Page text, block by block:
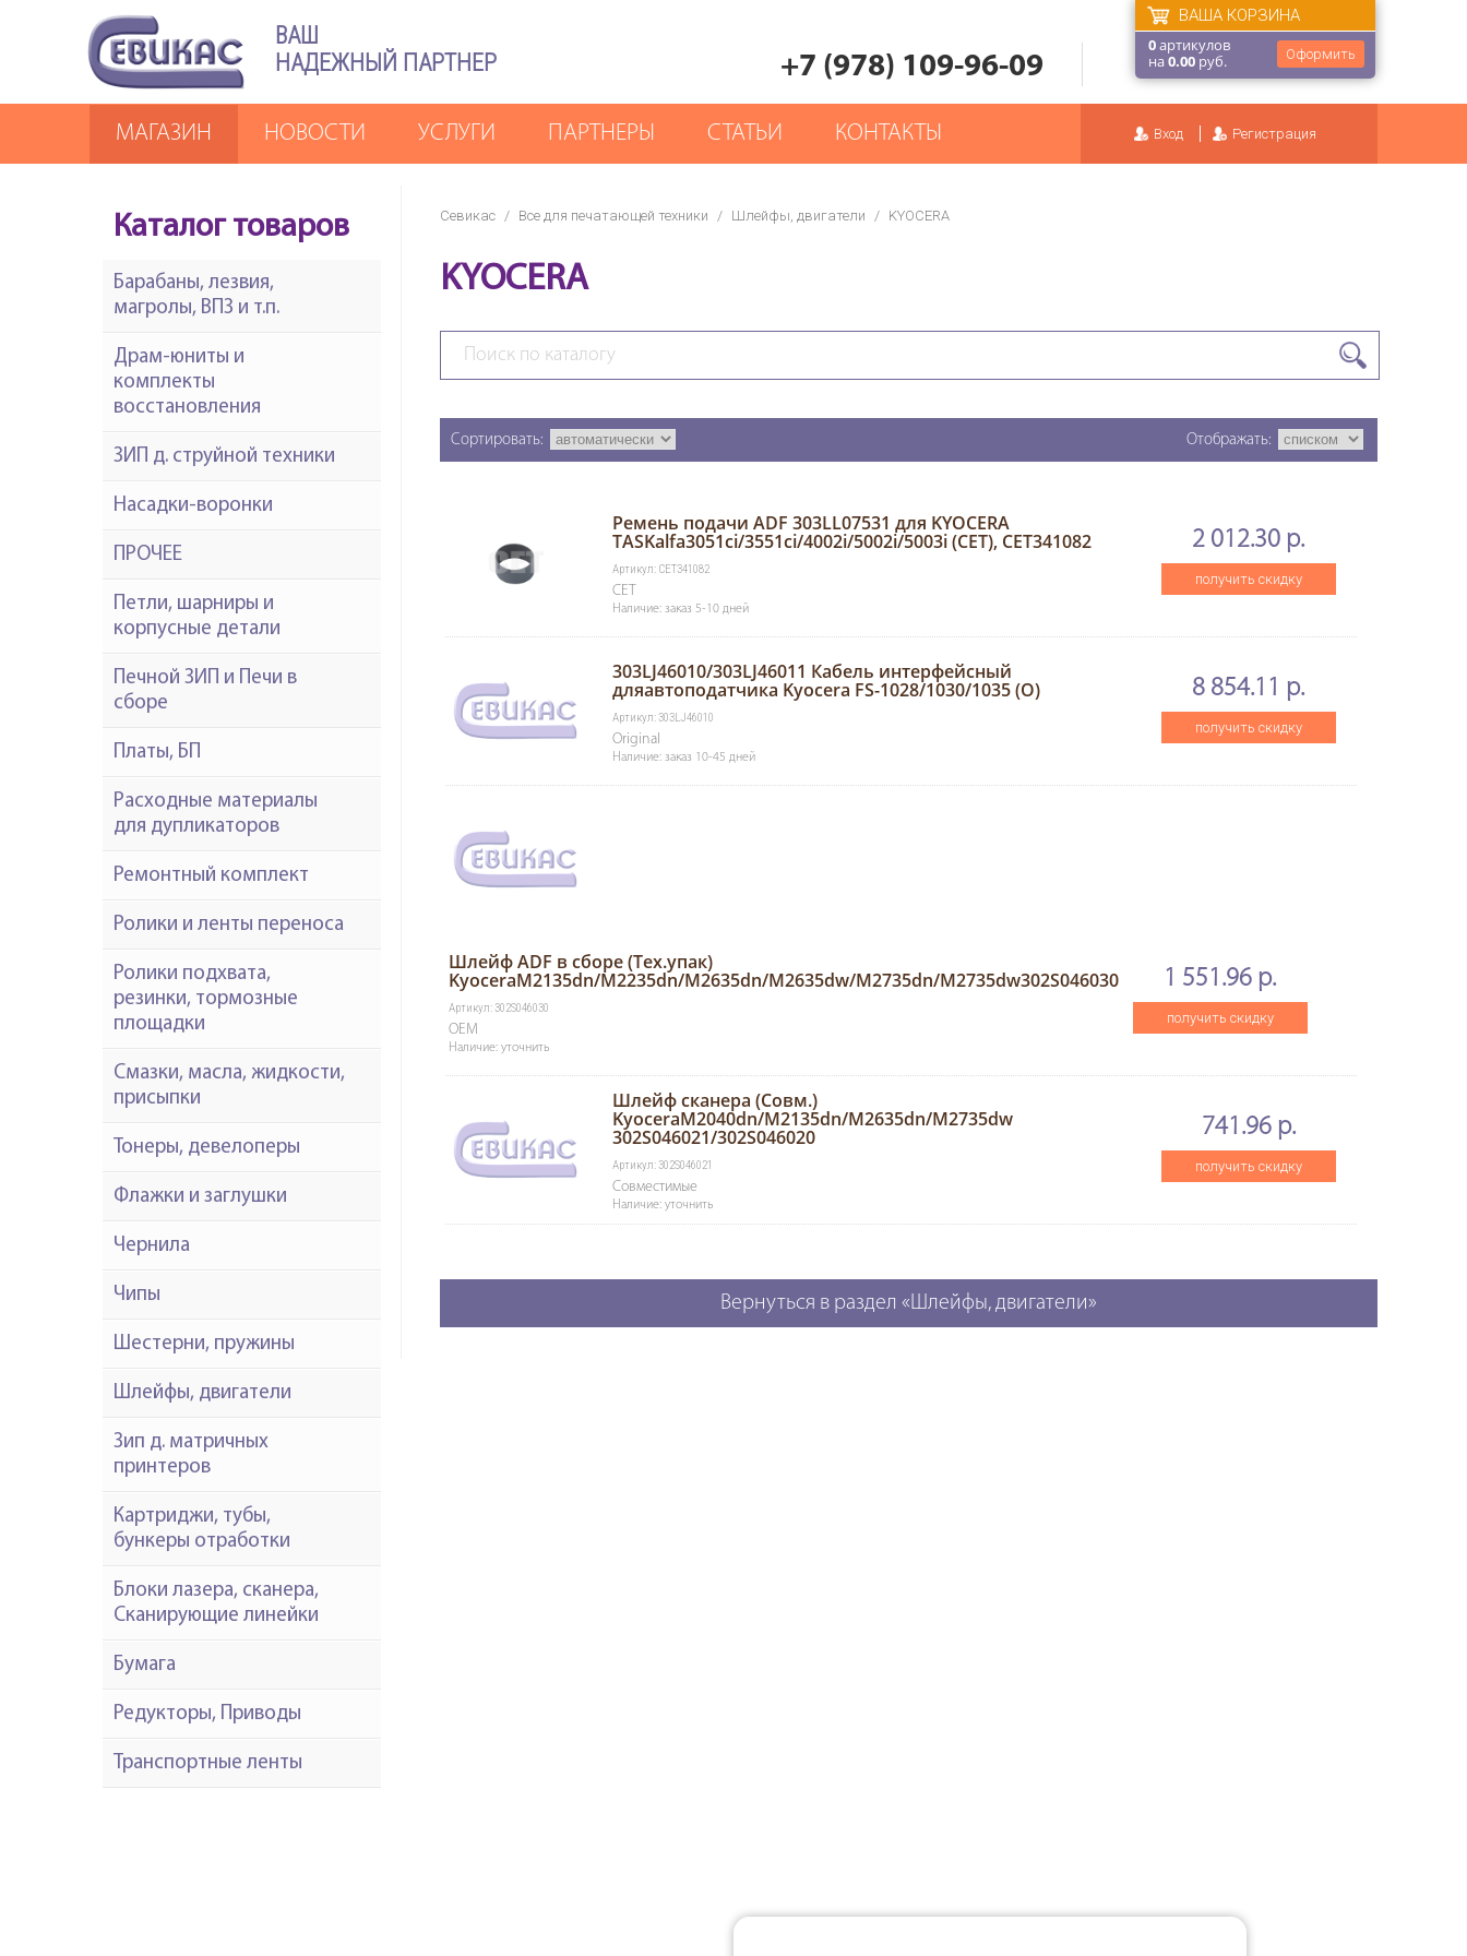
ВАШ
НАДЕЖНЫЙ ПАРТНЕР
+7 (978) 109-96-09 Оформить
ВАША КОРЗИНА
0артикулов
на0.00 руб.
Вход Регистрация
МАГАЗИН НОВОСТИ УСЛУГИ ПАРТНЕРЫ СТАТЬИ КОНТАКТЫ
Севикас / Все для печатающей техники / Шлейфы, двигатели / KYOCERA
KYOCERA
Сортировать: Отображать:
Ремень подачи ADF 303LL07531 для KYOCERA
TASKalfa3051ci/3551ci/4002i/5002i/5003i (CET), CET341082
Артикул: CET341082
CET
Наличие: заказ 5-10 дней
2 012.30 р.
получить скидку
303LJ46010/303LJ46011 Кабель интерфейсный
дляавтоподатчика Kyocera FS-1028/1030/1035 (O)
Артикул: 303LJ46010
Original
Наличие: заказ 10-45 дней
8 854.11 р.
получить скидку
Шлейф ADF в сборе (Тех.упак)
KyoceraM2135dn/M2235dn/M2635dn/M2635dw/M2735dn/M2735dw302S046030
Артикул: 302S046030
OEM
Наличие: уточнить
1 551.96 р.
получить скидку
Шлейф сканера (Совм.)
KyoceraM2040dn/M2135dn/M2635dn/M2735dw
302S046021/302S046020
Артикул: 302S046021
Совместимые
Наличие: уточнить
741.96 р.
получить скидку
Вернуться в раздел «Шлейфы, двигатели»
Каталог товаров
Барабаны, лезвия,
магролы, ВПЗ и т.п.
Драм-юниты и
комплекты
восстановления
ЗИП д. струйной техники
Насадки-воронки
ПРОЧЕЕ
Петли, шарниры и
корпусные детали
Печной ЗИП и Печи в
сборе
Платы, БП
Расходные материалы
для дупликаторов
Ремонтный комплект
Ролики и ленты переноса
Ролики подхвата,
резинки, тормозные
площадки
Смазки, масла, жидкости,
присыпки
Тонеры, девелоперы
Флажки и заглушки
Чернила
Чипы
Шестерни, пружины
Шлейфы, двигатели
Зип д. матричных
принтеров
Картриджи, тубы,
бункеры отработки
Блоки лазера, сканера,
Сканирующие линейки
Бумага
Редукторы, Приводы
Транспортные ленты